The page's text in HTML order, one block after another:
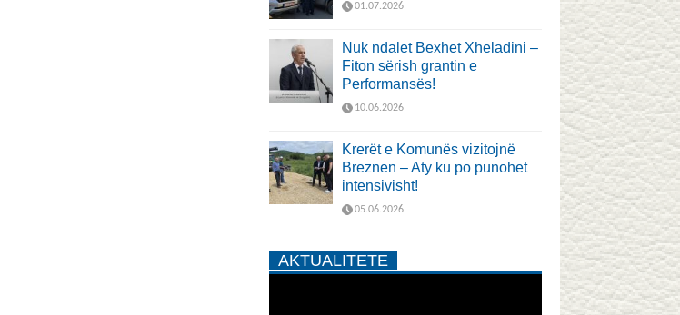
01.07.2026
Nuk ndalet Bexhet Xheladini –
Fiton sërish grantin e
Performansës!
10.06.2026
Krerët e Komunës vizitojnë
Breznen – Aty ku po punohet
intensivisht!
05.06.2026
AKTUALITETE